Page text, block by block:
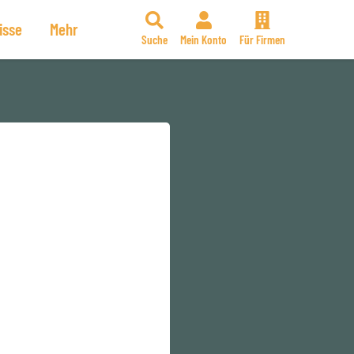
Mehr
Suche Mein Konto Für Firmen